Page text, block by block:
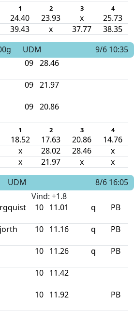
1 2 3 4
24.40 23.93 x
25.73
39.43 x 37.77 38.35
UDM
9/6 10:35
09 28.46
09 21.97
09 20.86
1 2 3 4
18.52 17.63 20.86
14.76
x 28.02 28.46
x
x 21.97 x x
UDM 8/6 16:05
Vind: +1.8
10 11.01 q PB
10 11.16 q PB
10 11.26 q PB
10 11.42
10 11.92 PB